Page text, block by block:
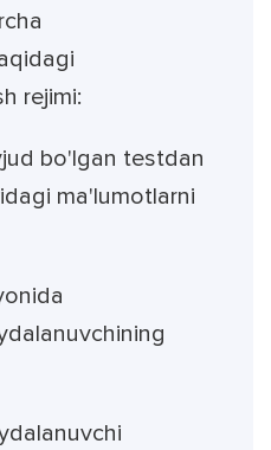
rejimi:
bo'lgan testdan
ma'lumotlarni